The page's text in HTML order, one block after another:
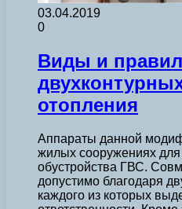
03.04.2019
0
Виды и
отопления
Аппараты данной
жилых сооружениях для
обустройства ГВС.
допустимо благодаря
каждого из которых